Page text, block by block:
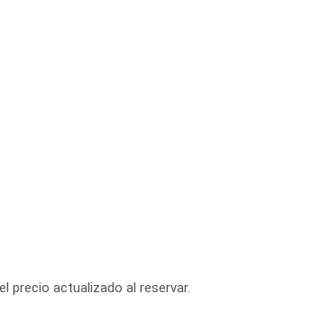
precio actualizado al reservar.